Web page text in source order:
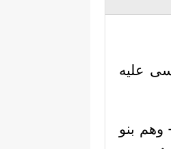
عليه
بنو